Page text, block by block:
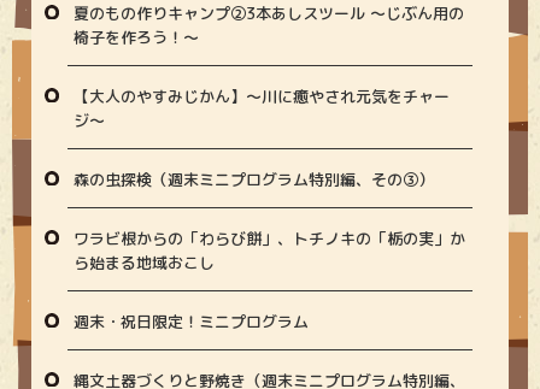
夏のもの作りキャンプ②3本あしスツール ～じぶん用の
椅子を作ろう！～
【大人のやすみじかん】〜川に癒やされ元気をチャー
ジ〜
森の虫探検（週末ミニプログラム特別編、その③）
ワラビ根からの「わらび餅」、トチノキの「栃の実」か
ら始まる地域おこし
週末・祝日限定！ミニプログラム
縄文土器づくりと野焼き（週末ミニプログラム特別編、